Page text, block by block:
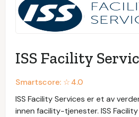
ISS Facility
Smartscore: ☆4.0
ISS Facility Services er et av
innen facility-tjenester. ISS